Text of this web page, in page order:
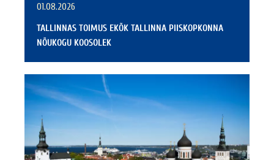
01.08.2026
TALLINNAS TOIMUS EKÕK TALLINNA PIISKOPKONNA
NÕUKOGU KOOSOLEK